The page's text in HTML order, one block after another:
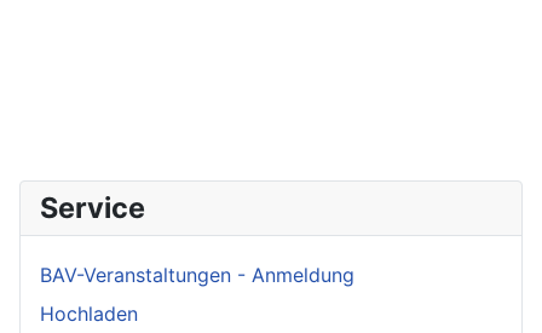
Service
BAV-Veranstaltungen - Anmeldung
Hochladen